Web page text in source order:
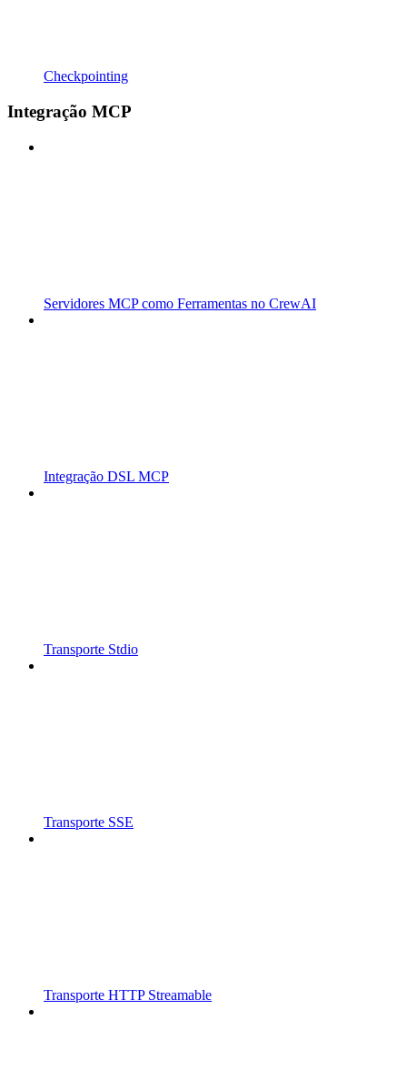
Checkpointing
Integração MCP
Servidores MCP como Ferramentas no CrewAI
Integração DSL MCP
Transporte Stdio
Transporte SSE
Transporte HTTP Streamable